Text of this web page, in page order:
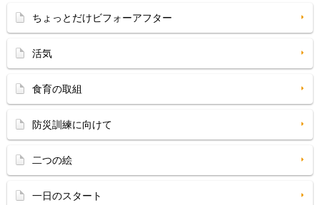
ちょっとだけビフォーアフター
活気
食育の取組
防災訓練に向けて
二つの絵
一日のスタート